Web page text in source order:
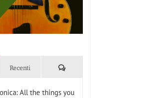
Recenti Commenti
All the things you